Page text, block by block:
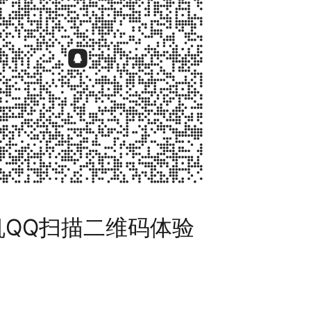
扫描二维码体验